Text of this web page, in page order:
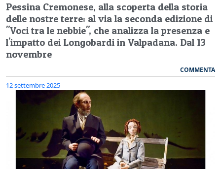
Pessina Cremonese, alla scoperta della storia
delle nostre terre: al via la seconda edizione di
"Voci tra le nebbie", che analizza la presenza e
l'impatto dei Longobardi in Valpadana. Dal 13
novembre
COMMENTA
12 settembre 2025